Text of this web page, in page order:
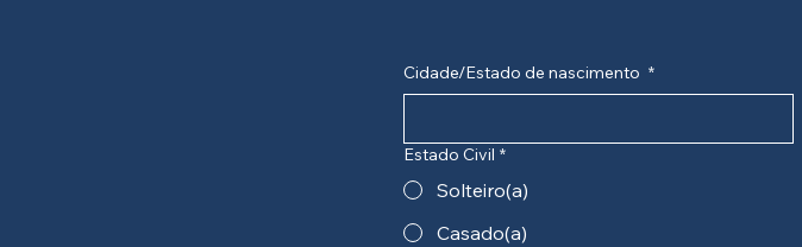
Cidade/Estado de nascimento *
Estado Civil *
Solteiro(a)
Casado(a)